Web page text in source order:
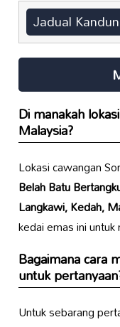
Jadual
Di manakah
Malaysia?
Lokasi cawangan
Belah Batu
Langkawi, Kedah,
kedai emas ini
Bagaimana cara
untuk
Untuk sebarang